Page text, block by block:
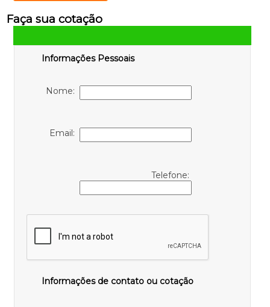
Faça sua cotação
Informações Pessoais
Nome:
Email:
Telefone:
Informações de contato ou cotação